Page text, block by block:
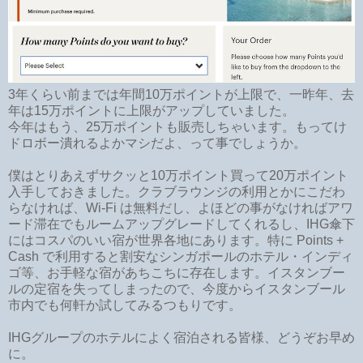
3年くらい前までは年間10万ポイントが上限で、一昨年、去
年は15万ポイントに上限がアップしていました。
今年はもう、25万ポイントも販売しちゃいます。もってけ
ドロボー潰れるよかマシだよ、って事でしょうか。
僕はとりあえずサクッと10万ポイント買って20万ポイント
入手しておきました。クラブラウンジの利用とかにこだわ
らなければ、Wi-Fi は無料だし、よほどの事がなければアワ
ード滞在でもルームアップグレードしてくれるし、IHG傘下
にはコスパのいい宿が世界各地にあります。特に Points +
Cash で利用すると割安なシンガポールのホテル・インディ
ゴ等、お手軽な宿があちこちに存在します。イスタンブー
ルの定宿を失ってしまったので、今度からイスタンブール
市内でも何軒か試してみるつもりです。
IHGグループのホテルによく宿泊される皆様、どうぞお早め
に。